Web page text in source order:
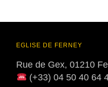
EGLISE DE FERNEY
Rue de Gex, 01210
(+33) 04 50 40 64